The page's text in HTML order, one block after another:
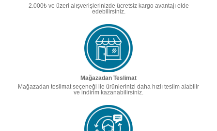
2.000₺ ve üzeri alışverişlerinizde ücretsiz kargo avantajı elde
edebilirsiniz.
Mağazadan Teslimat
Mağazadan teslimat seçeneği ile ürünlerinizi daha hızlı teslim alabilir
ve indirim kazanabilirsiniz.